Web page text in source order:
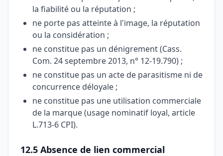
la fiabilité ou la réputation ;
ne porte pas atteinte à l'image, la réputation
ou la considération ;
ne constitue pas un dénigrement (Cass.
Com. 24 septembre 2013, n° 12-19.790) ;
ne constitue pas un acte de parasitisme ni de
concurrence déloyale ;
ne constitue pas une utilisation commerciale
de la marque (usage nominatif loyal, article
L.713-6 CPI).
12.5 Absence de lien commercial